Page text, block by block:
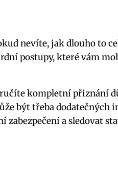
nevíte, jak dlouho to
postupy, které vám
kompletní přiznání
být třeba dodatečných
a sledovat